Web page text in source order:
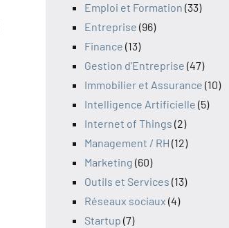
Emploi et Formation (33)
Entreprise (96)
Finance (13)
Gestion d'Entreprise (47)
Immobilier et Assurance (10)
Intelligence Artificielle (5)
Internet of Things (2)
Management / RH (12)
Marketing (60)
Outils et Services (13)
Réseaux sociaux (4)
Startup (7)